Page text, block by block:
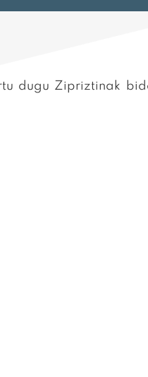
dugu Zipriztinak